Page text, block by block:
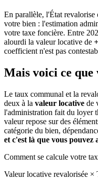
En parallèle, l'État revalorise
votre bien : l'estimation
votre taxe foncière. Entre
alourdi la valeur locative de
coefficient n'est pas
Mais voici ce que
Le taux communal et la
deux à la valeur locative de
l'administration fait du loyer
valeur repose sur des
catégorie du bien,
et c'est là que vous pouvez
Comment se calcule votre
Valeur locative revalorisée ×